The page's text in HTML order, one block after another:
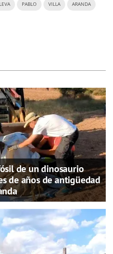
PABLO VILLA ARANDA
de un dinosaurio
de años de antigüedad